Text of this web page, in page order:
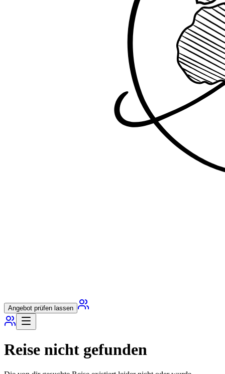
Angebot prüfen lassen
Reise nicht gefunden